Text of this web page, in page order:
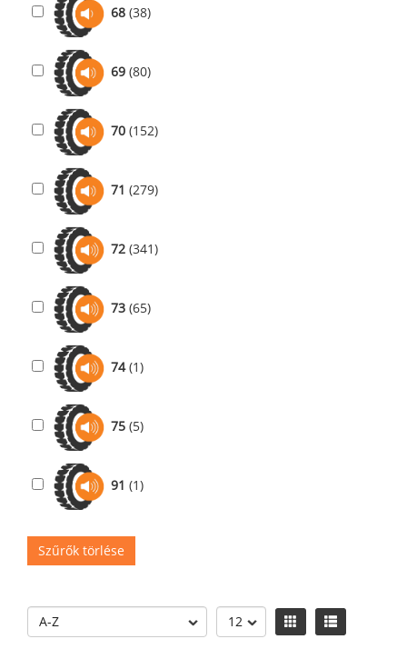
68 (38)
69 (80)
70 (152)
71 (279)
72 (341)
73 (65)
74(1)
75 (5)
91 (1)
Szűrők törlése